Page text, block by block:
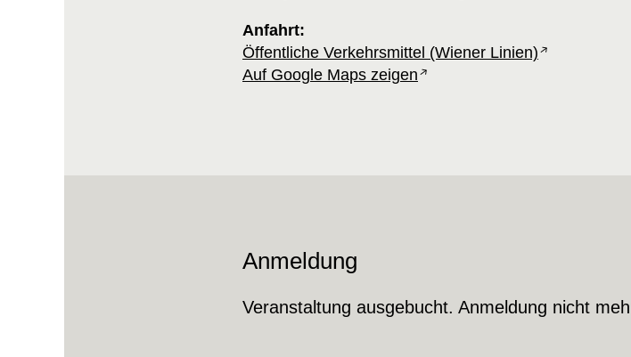
Anfahrt:
Öffentliche Verkehrsmittel (Wiener Linien)
Auf Google Maps zeigen
Anmeldung
Veranstaltung ausgebucht. Anmeldung nicht